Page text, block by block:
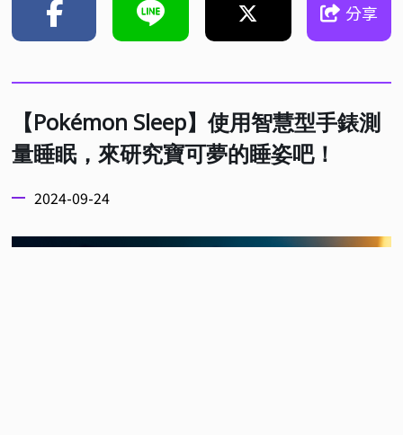
分享
【Pokémon Sleep】使用智慧型手錶測
量睡眠，來研究寶可夢的睡姿吧！
2024-09-24